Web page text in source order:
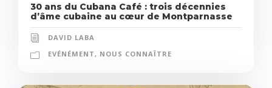
30 ans du Cubana Café : trois décennies
d’âme cubaine au cœur de Montparnasse
DAVID LABA
EVÉNÉMENT , NOUS CONNAÎTRE